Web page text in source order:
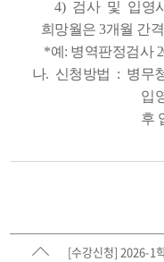
4) 검사 및 입영시
희망월은 3개월 간격
*예: 병역판정검사
나. 신청방법 : 병무
입
후
[수강신청] 2026-1